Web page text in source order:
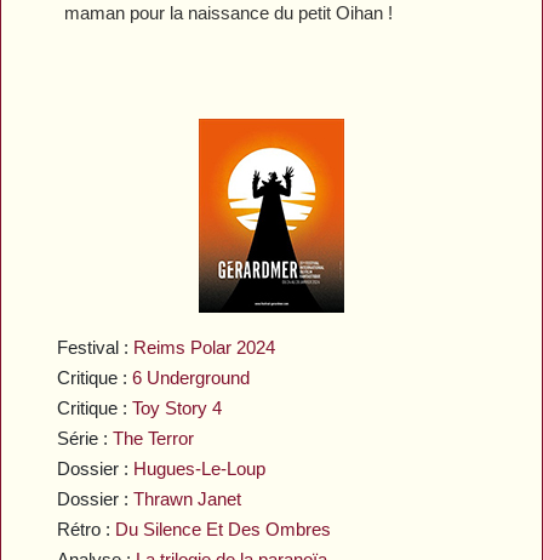
Festival : Reims Polar 2024
Critique :6 Underground
Critique :Toy Story 4
Série :The Terror
Dossier : Hugues-Le-Loup
Dossier :Thrawn Janet
Rétro : Du Silence Et Des Ombres
maman pour la naissance du petit Oihan !